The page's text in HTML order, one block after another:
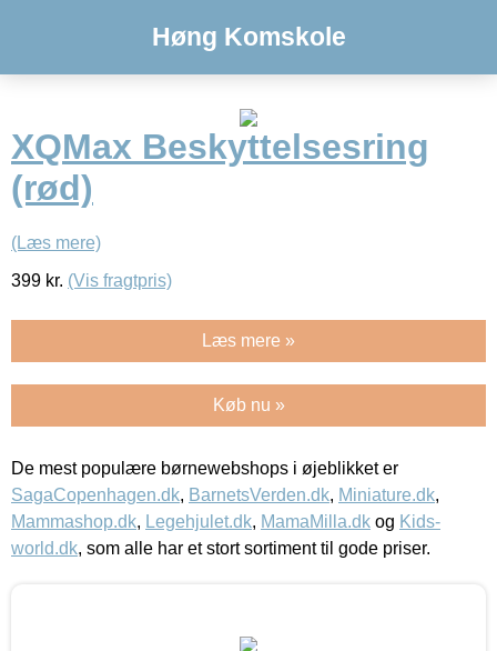
Høng Komskole
XQMax Beskyttelsesring
(rød)
(Læs mere)
399 kr. (Vis fragtpris)
Læs mere »
Køb nu »
De mest populære børnewebshops i øjeblikket er
SagaCopenhagen.dk, BarnetsVerden.dk, Miniature.dk,
Mammashop.dk, Legehjulet.dk, MamaMilla.dk og Kids-
world.dk, som alle har et stort sortiment til gode priser.